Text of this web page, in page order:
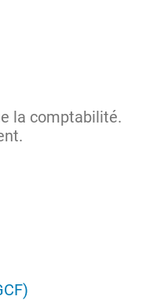
la comptabilité.